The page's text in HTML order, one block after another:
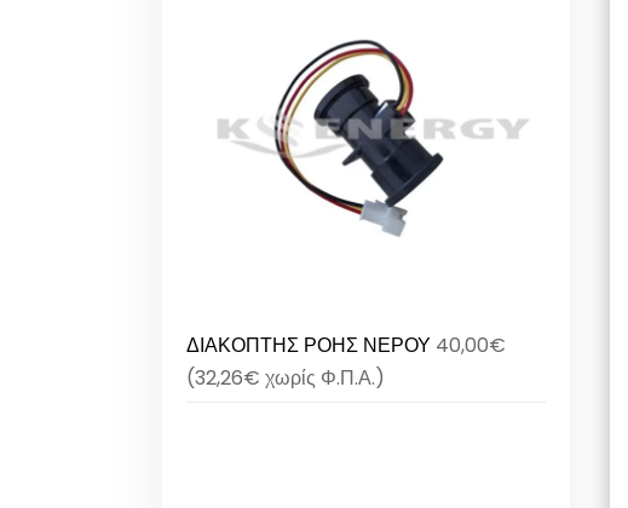
ΔΙΑΚΟΠΤΗΣ ΡΟΗΣ ΝΕΡΟΥ 40,00€
(32,26€ χωρίς Φ.Π.Α.)